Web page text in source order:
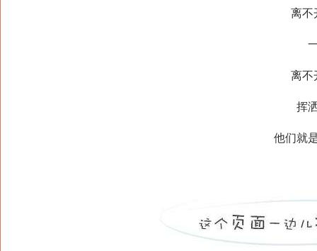
离不开
一
离不开
挥洒
他们就是